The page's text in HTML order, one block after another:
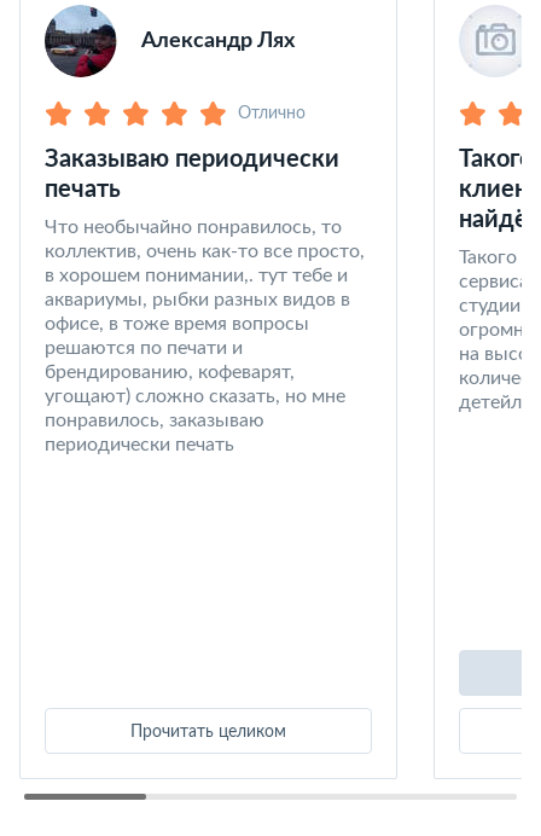
Александр Лях
Отлично
Заказываю периодически
печать
Что необычайно понравилось, то
коллектив, очень как-то все просто,
в хорошем понимании,. тут тебе и
аквариумы, рыбки разных видов в
офисе, в тоже время вопросы
решаются по печати и
брендированию, кофеварят,
угощают) сложно сказать, но мне
понравилось, заказываю
периодически печать
Прочитать целиком
Такого
сервиса
студии
на